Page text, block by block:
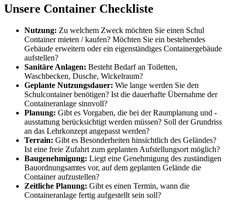
Unsere Container Checkliste
Nutzung: Zu welchem Zweck möchten Sie einen Schul
Container mieten / kaufen? Möchten Sie ein bestehendes
Gebäude erweitern oder ein eigenständiges Containergebäude
aufstellen?
Sanitäre Anlagen: Besteht Bedarf an Toiletten,
Waschbecken, Dusche, Wickelraum?
Geplante Nutzungsdauer: Wie lange werden Sie den
Schulcontainer benötigen? Ist die dauerhafte Übernahme der
Containeranlage sinnvoll?
Planung: Gibt es Vorgaben, die bei der Raumplanung und -
ausstattung berücksichtigt werden müssen? Soll der Grundriss
an das Lehrkonzept angepasst werden?
Terrain: Gibt es Besonderheiten hinsichtlich des Geländes?
Ist eine freie Zufahrt zum geplanten Aufstellungsort möglich?
Baugenehmigung: Liegt eine Genehmigung des zuständigen
Bauordnungsamtes vor, auf dem geplanten Gelände die
Container aufzustellen?
Zeitliche Planung: Gibt es einen Termin, wann die
Containeranlage fertig aufgestellt sein soll?